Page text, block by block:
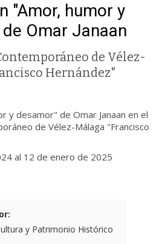
"Amor, humor y
Omar Janaan
de Vélez-
Hernández"
y desamor" de Omar Janaan en el
de Vélez-Málaga "Francisco
al 12 de enero de 2025
y Patrimonio Histórico